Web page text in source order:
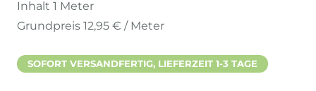
Inhalt 1 Meter
Grundpreis 12,95 € / Meter
SOFORT VERSANDFERTIG, LIEFERZEIT 1-3 TAGE